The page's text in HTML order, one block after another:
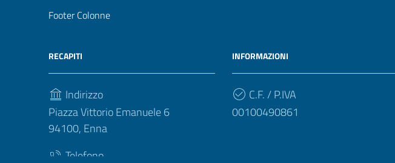
Footer Colonne
RECAPITI
Indirizzo
Piazza Vittorio Emanuele 6
94100, Enna
Telefono
INFORMAZIONI
C.F. / P.IVA
00100490861